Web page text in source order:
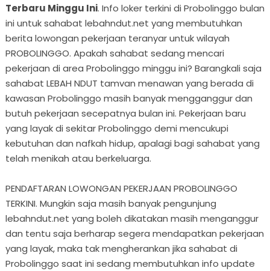
Terbaru Minggu Ini. Info loker terkini di Probolinggo bulan
ini untuk sahabat lebahndut.net yang membutuhkan
berita lowongan pekerjaan teranyar untuk wilayah
PROBOLINGGO. Apakah sahabat sedang mencari
pekerjaan di area Probolinggo minggu ini? Barangkali saja
sahabat LEBAH NDUT tamvan menawan yang berada di
kawasan Probolinggo masih banyak mengganggur dan
butuh pekerjaan secepatnya bulan ini. Pekerjaan baru
yang layak di sekitar Probolinggo demi mencukupi
kebutuhan dan nafkah hidup, apalagi bagi sahabat yang
telah menikah atau berkeluarga.
PENDAFTARAN LOWONGAN PEKERJAAN PROBOLINGGO
TERKINI. Mungkin saja masih banyak pengunjung
lebahndut.net yang boleh dikatakan masih menganggur
dan tentu saja berharap segera mendapatkan pekerjaan
yang layak, maka tak mengherankan jika sahabat di
Probolinggo saat ini sedang membutuhkan info update